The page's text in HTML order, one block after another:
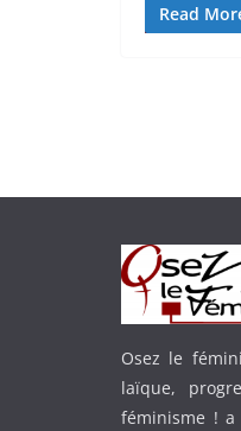
Read
Osez le
laïque,
féminisme !